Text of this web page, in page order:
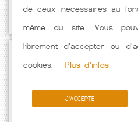
caractéristiques de l'emprunteur.
de ceux nécessaires au
même du site. Vous
librement d'accepter ou
cookies.
Plus d'infos
J'ACCEPTE